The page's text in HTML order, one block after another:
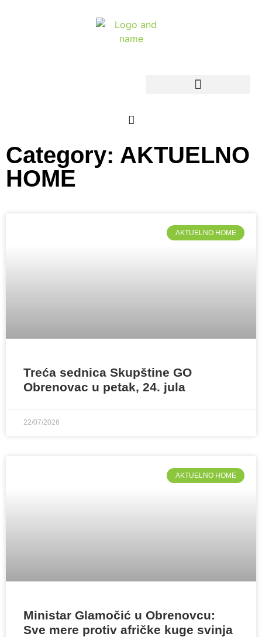
Category: AKTUELNO
HOME
AKTUELNO HOME
Treća sednica Skupštine GO
Obrenovac u petak, 24. jula
22/07/2026
AKTUELNO HOME
Ministar Glamočić u Obrenovcu:
Sve mere protiv afričke kuge svinja